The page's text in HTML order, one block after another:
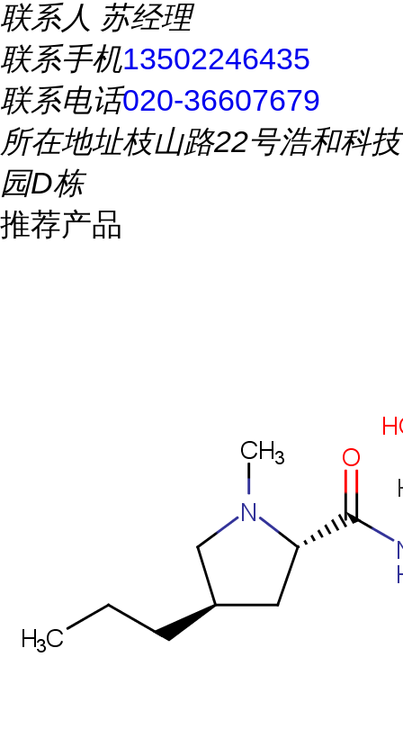
联系人 苏经理
联系手机13502246435
联系电话020-36607679
所在地址枝山路22号浩和科技
园D栋
推荐产品